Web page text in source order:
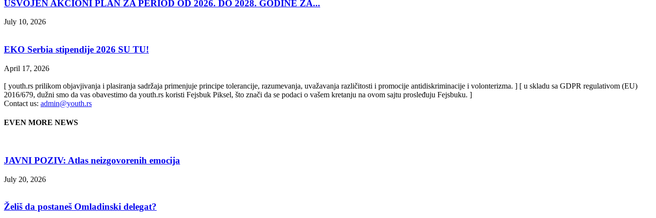
USVOJEN AKCIONI PLAN ZA PERIOD OD 2026. DO 2028. GODINE ZA...
July 10, 2026
EKO Serbia stipendije 2026 SU TU!
April 17, 2026
[ youth.rs prilikom objavjivanja i plasiranja sadržaja primenjuje principe tolerancije, razumevanja, uvažavanja različitosti i promocije antidiskriminacije i volonterizma. ] [ u skladu sa GDPR regulativom (EU)
2016/679, dužni smo da vas obavestimo da youth.rs koristi Fejsbuk Piksel, što znači da se podaci o vašem kretanju na ovom sajtu prosleđuju Fejsbuku. ]
Contact us: admin@youth.rs
EVEN MORE NEWS
JAVNI POZIV: Atlas neizgovorenih emocija
July 20, 2026
Želiš da postaneš Omladinski delegat?